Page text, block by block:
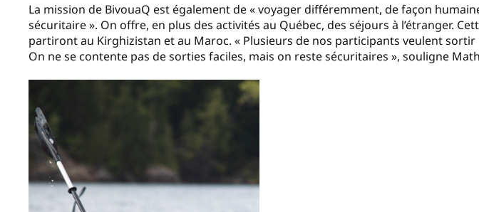
La mission de BivouaQ est également de « voyager différemment, de façon
sécuritaire ». On offre, en plus des activités au Québec, des séjours à l’étranger.
partiront au Kirghizistan et au Maroc. « Plusieurs de nos participants veulent
On ne se contente pas de sorties faciles, mais on reste sécuritaires », souligne